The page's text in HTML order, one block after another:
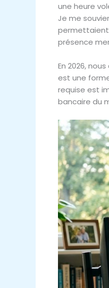
une heure
Je me
permettaient
présence
En 2026,
est une
requise est
bancaire du